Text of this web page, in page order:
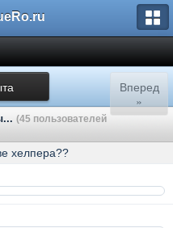
Вперед
»
(45 пользователей
хелпера??